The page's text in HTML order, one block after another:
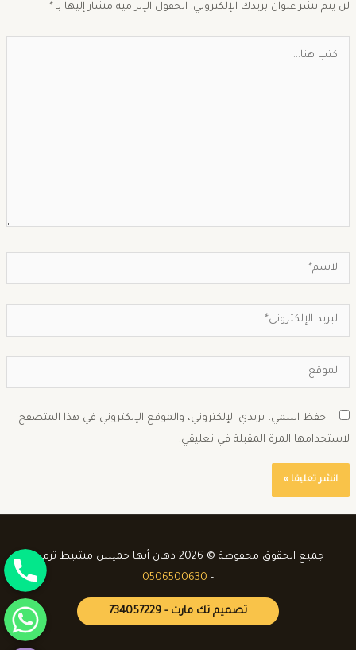
يتم نشر عنوان بريدك الإلكتروني. الحقول الإلزامية مشار إليها بـ *
احفظ اسمي، بريدي الإلكتروني، والموقع الإلكتروني في هذا المتصفح
المرة المقبلة في تعليقي.
جميع الحقوق محفوظة © 2026 دهان أبها خميس مشيط ترميم
0506500630
تصميم تك مارت - 734057229
جوال
واتساب